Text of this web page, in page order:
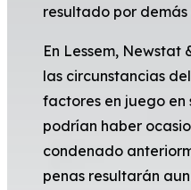
resultado por demás
En Lessem, Newstat
las circunstancias
factores en juego en
podrían haber
condenado
penas resultarán